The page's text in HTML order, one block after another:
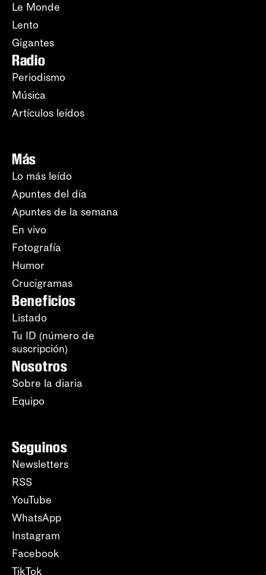
Le Monde
Lento
Gigantes
Radio
Periodismo
Música
Artículos leídos
Más
Lo más leído
Apuntes del día
Apuntes de la semana
En vivo
Fotografía
Humor
Crucigramas
Beneficios
Listado
Tu ID (número de
suscripción)
Nosotros
Sobre la diaria
Equipo
Seguinos
Newsletters
RSS
YouTube
WhatsApp
Instagram
Facebook
TikTok